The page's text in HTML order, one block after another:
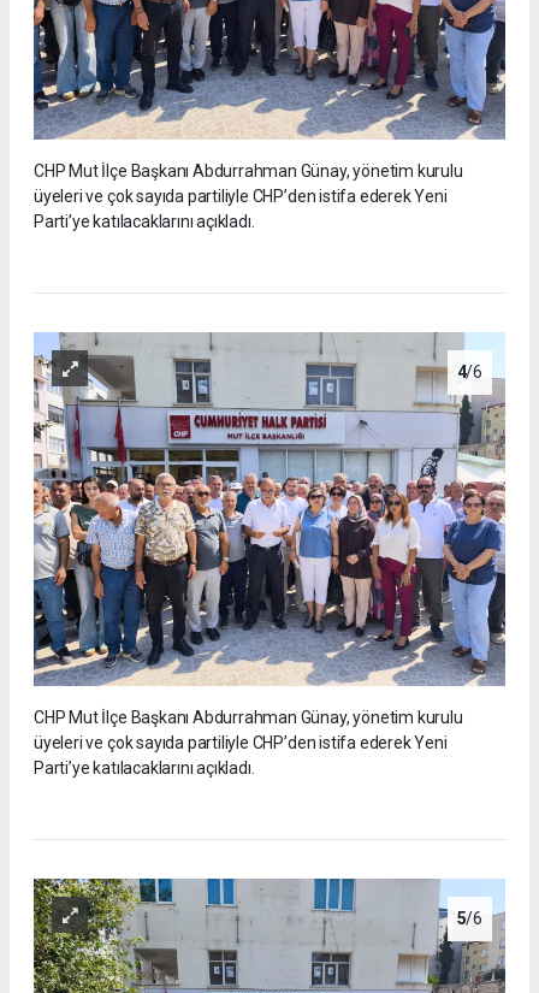
CHP Mut İlçe Başkanı Abdurrahman Günay, yönetim kurulu
üyeleri ve çok sayıda partiliyle CHP’den istifa ederek Yeni
Parti’ye katılacaklarını açıkladı.
4/6
CHP Mut İlçe Başkanı Abdurrahman Günay, yönetim kurulu
üyeleri ve çok sayıda partiliyle CHP’den istifa ederek Yeni
Parti’ye katılacaklarını açıkladı.
5/6